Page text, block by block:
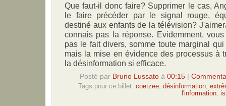
Que faut-il donc faire? Supprimer le cas,
le faire précéder par le signal rouge,
destiné aux enfants de la télévision?
connais pas la réponse. Evidemment,
pas le fait divers, somme toute marginal
mais la mise en évidence des processus à
la désinformation si efficace.
Posté par Bruno Lussatoà 00:15|
Tags pour ce billet: coetzee désinformation
l'information